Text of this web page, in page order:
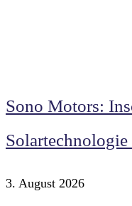
Sono Motors:
3. August 2026